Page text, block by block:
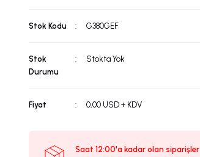
Stok Kodu G380GEF
Stok
Durumu
Stokta Yok
Fiyat 0,00 USD + KDV
Saat 12:00'a kadar olan siparişler